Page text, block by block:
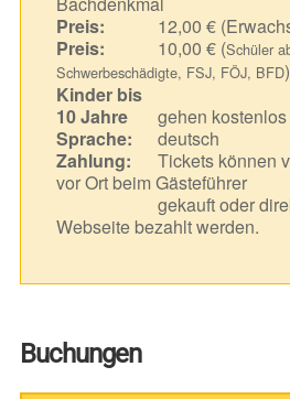
Preis:
12,00 €
Preis:
10,00 € (Schüler
Schwerbeschädigte, FSJ, FÖJ, BFD)
Kinder bis
10 Jahre
gehen
Sprache:
deutsch
Zahlung:
Tickets können
vor Ort beim Gästeführer
gekauft oder
Webseite bezahlt werden.
Buchungen